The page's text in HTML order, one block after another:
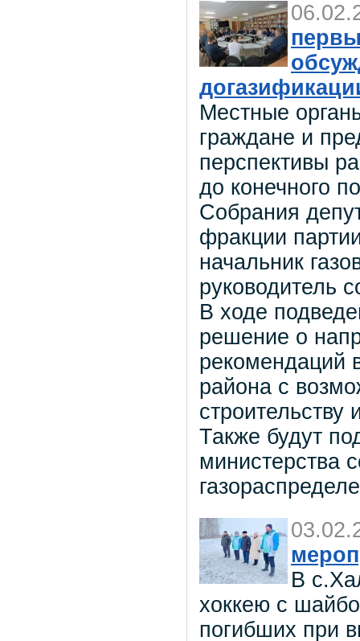
Местные
граждане и
перспективы
до конечного
Собрания
фракции
начальник
руководитель
В ходе
решение о
рекомендаций
района с
строительству
Также будут
министерства
В
хоккею с
погибших при